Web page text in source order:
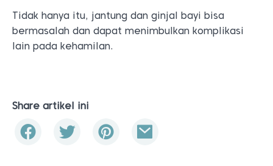
Tidak hanya itu, jantung dan ginjal bayi bisa
bermasalah dan dapat menimbulkan komplikasi
lain pada kehamilan.
Share artikel ini